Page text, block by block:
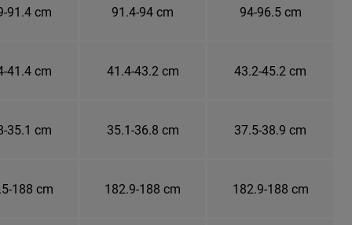
91.4 cm 91.4-94 cm 94-96.5 cm
41.4 cm 41.4-43.2 cm 43.2-45.2 cm
35.1 cm 35.1-36.8 cm 37.5-38.9 cm
188 cm 182.9-188 cm 182.9-188 cm